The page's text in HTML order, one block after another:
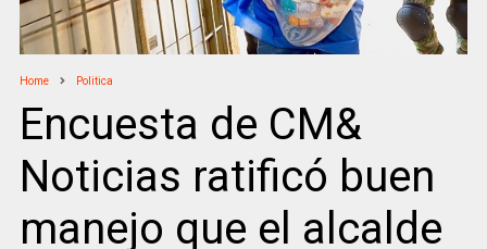
Home Politica
Encuesta de CM&
Noticias ratificó buen
manejo que el alcalde